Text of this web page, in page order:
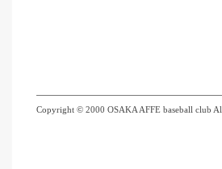
Copyright © 2000 OSAKA AFFE baseball club All